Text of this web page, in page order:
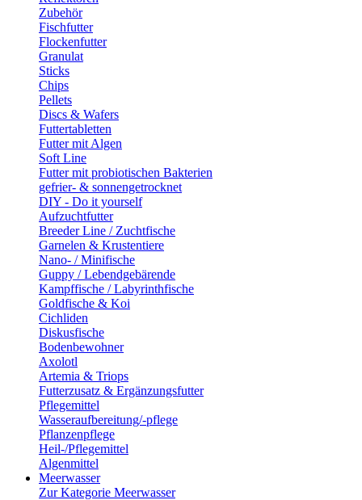
Zubehör
Fischfutter
Flockenfutter
Granulat
Sticks
Chips
Pellets
Discs & Wafers
Futtertabletten
Futter mit Algen
Soft Line
Futter mit probiotischen Bakterien
gefrier- & sonnengetrocknet
DIY - Do it yourself
Aufzuchtfutter
Breeder Line / Zuchtfische
Garnelen & Krustentiere
Nano- / Minifische
Guppy / Lebendgebärende
Kampffische / Labyrinthfische
Goldfische & Koi
Cichliden
Diskusfische
Bodenbewohner
Axolotl
Artemia & Triops
Futterzusatz & Ergänzungsfutter
Pflegemittel
Wasseraufbereitung/-pflege
Pflanzenpflege
Heil-/Pflegemittel
Algenmittel
Meerwasser
Zur Kategorie Meerwasser